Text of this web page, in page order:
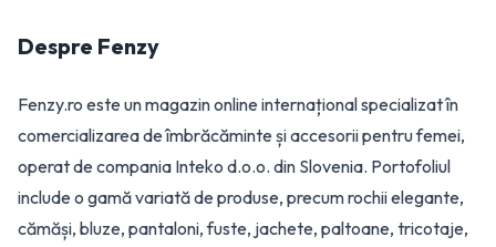
Despre Fenzy
Fenzy.ro este un magazin online internațional specializat în
comercializarea de îmbrăcăminte și accesorii pentru femei,
operat de compania Inteko d.o.o. din Slovenia. Portofoliul
include o gamă variată de produse, precum rochii elegante,
cămăși, bluze, pantaloni, fuste, jachete, paltoane, tricotaje,